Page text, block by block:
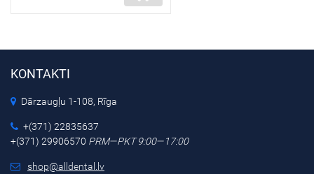
KONTAKTI
Dārzaugļu 1-108, Rīga
+(371) 22835637
+(371) 29906570 PRM—PKT 9:00—17:00
shop@alldental.lv